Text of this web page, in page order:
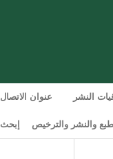
النشر عنوان الاتصال
والنشر والترخيص إبحث